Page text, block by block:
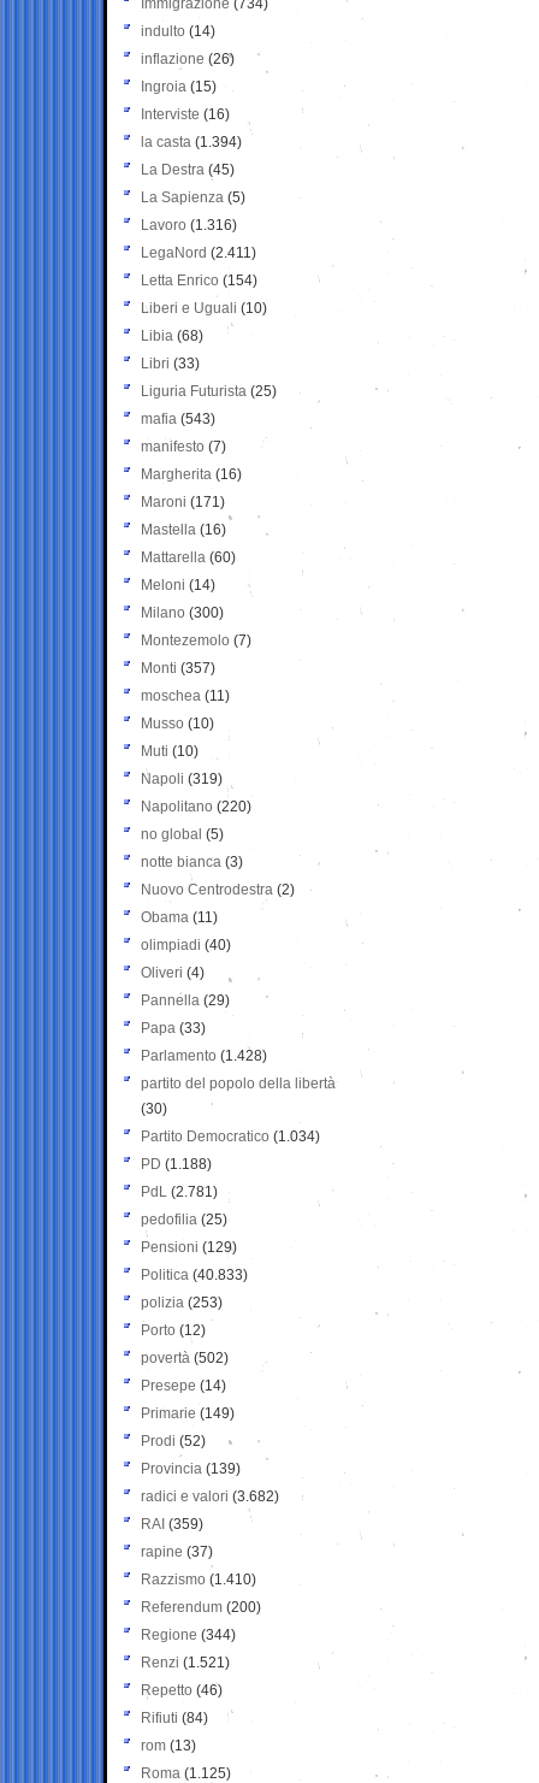
Immigrazione (734)
indulto (14)
inflazione (26)
Ingroia (15)
Interviste (16)
la casta (1.394)
La Destra (45)
La Sapienza (5)
Lavoro (1.316)
LegaNord (2.411)
Letta Enrico (154)
Liberi e Uguali (10)
Libia (68)
Libri (33)
Liguria Futurista (25)
mafia (543)
manifesto (7)
Margherita (16)
Maroni (171)
Mastella (16)
Mattarella (60)
Meloni (14)
Milano (300)
Montezemolo (7)
Monti (357)
moschea (11)
Musso (10)
Muti (10)
Napoli (319)
Napolitano (220)
no global (5)
notte bianca (3)
Nuovo Centrodestra (2)
Obama (11)
olimpiadi (40)
Oliveri (4)
Pannella (29)
Papa (33)
Parlamento (1.428)
partito del popolo della libertà
(30)
Partito Democratico (1.034)
PD (1.188)
PdL (2.781)
pedofilia (25)
Pensioni (129)
Politica (40.833)
polizia (253)
Porto (12)
povertà (502)
Presepe (14)
Primarie (149)
Prodi (52)
Provincia (139)
radici e valori (3.682)
RAI (359)
rapine (37)
Razzismo (1.410)
Referendum (200)
Regione (344)
Renzi (1.521)
Repetto (46)
Rifiuti (84)
rom (13)
Roma (1.125)